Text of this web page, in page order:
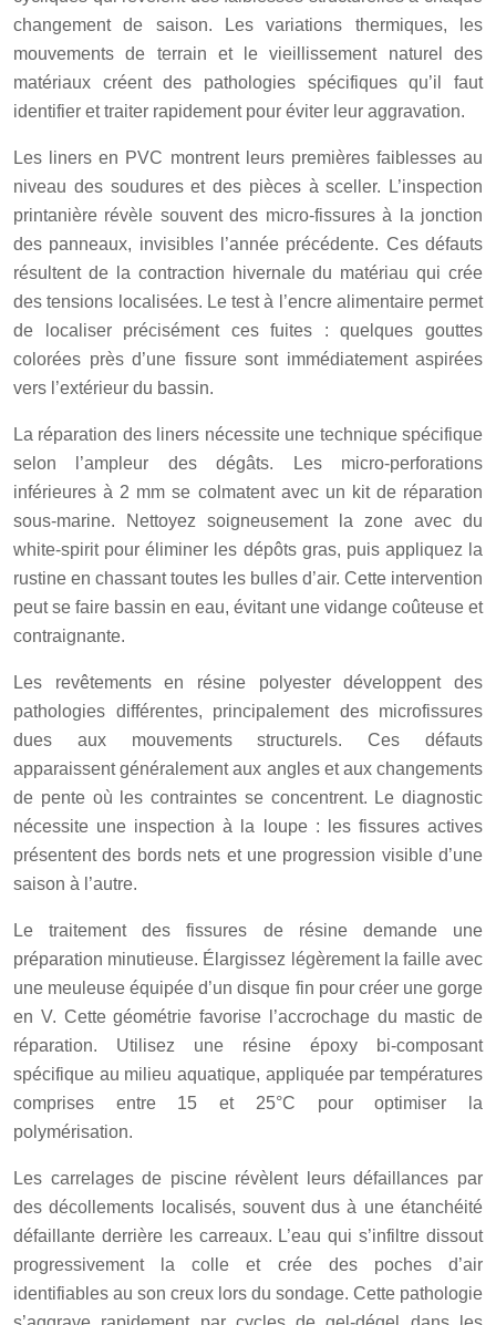
changement de saison. Les variations thermiques, les
mouvements de terrain et le vieillissement naturel des
matériaux créent des pathologies spécifiques qu’il faut
identifier et traiter rapidement pour éviter leur aggravation.
Les liners en PVC montrent leurs premières faiblesses au
niveau des soudures et des pièces à sceller. L’inspection
printanière révèle souvent des micro-fissures à la jonction
des panneaux, invisibles l’année précédente. Ces défauts
résultent de la contraction hivernale du matériau qui crée
des tensions localisées. Le test à l’encre alimentaire permet
de localiser précisément ces fuites : quelques gouttes
colorées près d’une fissure sont immédiatement aspirées
vers l’extérieur du bassin.
La réparation des liners nécessite une technique spécifique
selon l’ampleur des dégâts. Les micro-perforations
inférieures à 2 mm se colmatent avec un kit de réparation
sous-marine. Nettoyez soigneusement la zone avec du
white-spirit pour éliminer les dépôts gras, puis appliquez la
rustine en chassant toutes les bulles d’air. Cette intervention
peut se faire bassin en eau, évitant une vidange coûteuse et
contraignante.
Les revêtements en résine polyester développent des
pathologies différentes, principalement des microfissures
dues aux mouvements structurels. Ces défauts
apparaissent généralement aux angles et aux changements
de pente où les contraintes se concentrent. Le diagnostic
nécessite une inspection à la loupe : les fissures actives
présentent des bords nets et une progression visible d’une
saison à l’autre.
Le traitement des fissures de résine demande une
préparation minutieuse. Élargissez légèrement la faille avec
une meuleuse équipée d’un disque fin pour créer une gorge
en V. Cette géométrie favorise l’accrochage du mastic de
réparation. Utilisez une résine époxy bi-composant
spécifique au milieu aquatique, appliquée par températures
comprises entre 15 et 25°C pour optimiser la
polymérisation.
Les carrelages de piscine révèlent leurs défaillances par
des décollements localisés, souvent dus à une étanchéité
défaillante derrière les carreaux. L’eau qui s’infiltre dissout
progressivement la colle et crée des poches d’air
identifiables au son creux lors du sondage. Cette pathologie